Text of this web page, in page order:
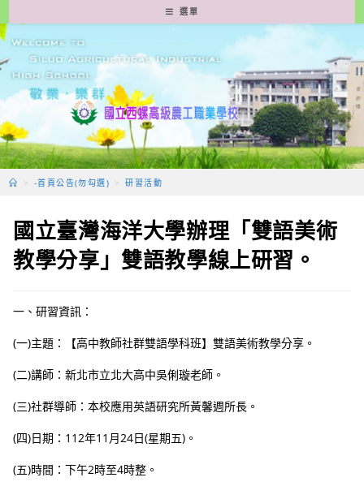
轉
至
要
容
選單
> -首頁公告(勿勾選) > 研習活動
國立臺灣海洋大學辦理「雙語美術
教學分享」雙語教學線上研習。
一、研習資訊：
(一)主題：【高中教師社群雙語學科班】雙語美術教學分享。
(二)講師：新北市立北大高中吳俐璇老師。
(三)社群導師：本校應用英語研究所黃馨週所長。
(四)日期：112年11月24日(星期五)。
(五)時間：下午2時至4時整。